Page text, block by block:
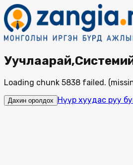
Loading chunk 5838 failed.
Дахин оролдох Нүүр хуудас руу